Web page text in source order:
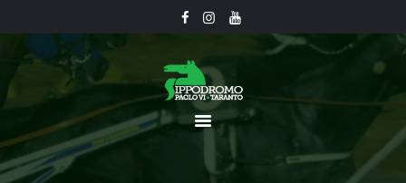
CHI SIAMO
CALENDARIO
UFFICIO TECNICO